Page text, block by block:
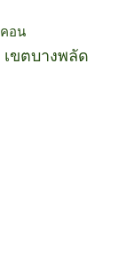
อน
เขตบางพลัด